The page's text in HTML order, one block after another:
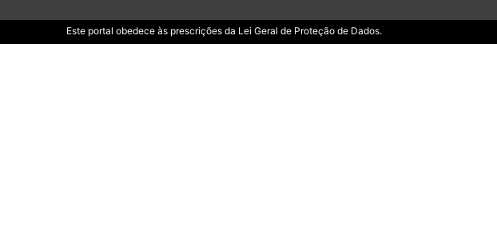
Este portal obedece às prescrições da Lei Geral de Proteção de Dados.